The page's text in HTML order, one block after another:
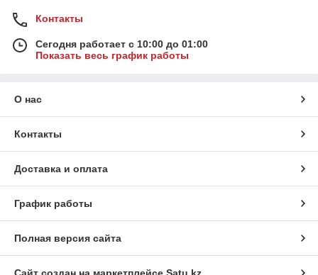
Контакты
Сегодня работает с 10:00 до 01:00
Показать весь график работы
О нас
Контакты
Доставка и оплата
График работы
Полная версия сайта